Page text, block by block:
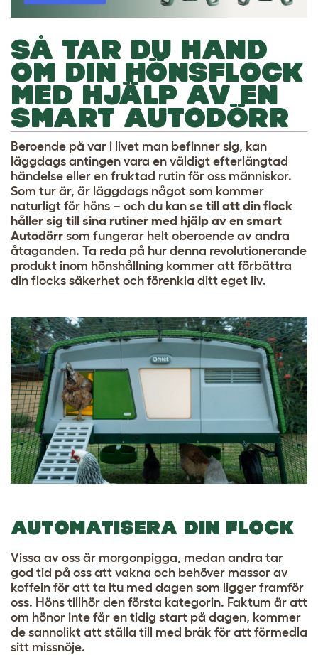
SÅ TAR DU HAND
OM DIN HÖNSFLOCK
MED HJÄLP AV EN
SMART AUTODÖRR
Beroende på var i livet man befinner sig, kan
läggdags antingen vara en väldigt efterlängtad
händelse eller en fruktad rutin för oss människor.
Som tur är, är läggdags något som kommer
naturligt för höns – och du kan se till att din flock
håller sig till sina rutiner med hjälp av en smart
Autodörr som fungerar helt oberoende av andra
åtaganden. Ta reda på hur denna revolutionerande
produkt inom hönshållning kommer att förbättra
din flocks säkerhet och förenkla ditt eget liv.
AUTOMATISERA DIN FLOCK
Vissa av oss är morgonpigga, medan andra tar
god tid på oss att vakna och behöver massor av
koffein för att ta itu med dagen som ligger framför
oss. Höns tillhör den första kategorin. Faktum är att
om hönor inte får en tidig start på dagen, kommer
de sannolikt att ställa till med bråk för att förmedla
sitt missnöje.